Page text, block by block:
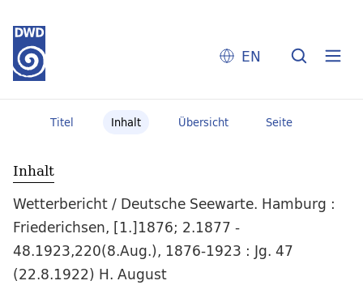
EN
Titel Inhalt Übersicht Seite
Inhalt
Wetterbericht / Deutsche Seewarte. Hamburg :
Friederichsen, [1.]1876; 2.1877 -
48.1923,220(8.Aug.), 1876-1923 : Jg. 47
(22.8.1922) H. August